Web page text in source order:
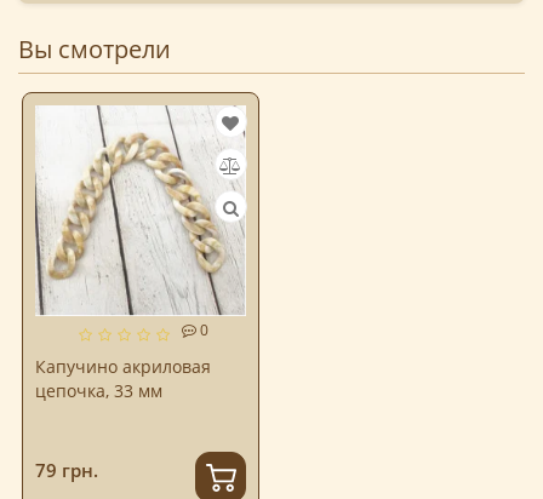
Вы смотрели
0
Капучино акриловая
цепочка, 33 мм
79 грн.